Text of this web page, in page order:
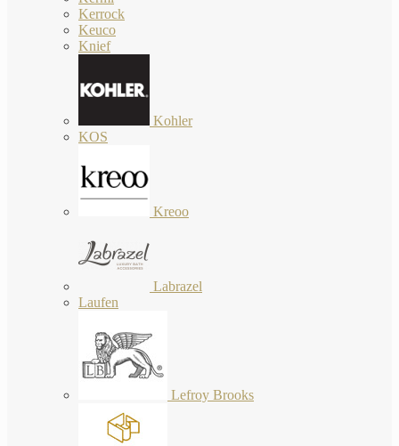
Kerrock
Keuco
Knief
Kohler
KOS
Kreoo
Labrazel
Laufen
Lefroy Brooks